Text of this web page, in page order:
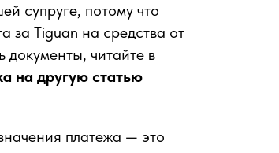
супруге, потому что
за Tiguan на средства от
читайте в
на другую статью
платежа — это